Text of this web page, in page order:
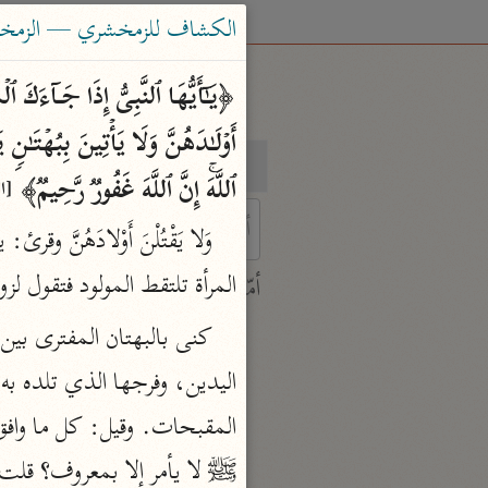
بحث
characters for results.
أمّهات
جامع البيان
ابن جرير الطبري (٣١٠ هـ)
نحو ٢٨ مجلدًا
تفسير القرآن العظيم
ابن كثير (٧٧٤ هـ)
الكشاف للزمخشري — الزمخشري
ٱللَّهَۚ إِنَّ ٱللَّهَ غَفُورࣱ رَّحِیمࣱ﴾
المرأة تلتقط المولود